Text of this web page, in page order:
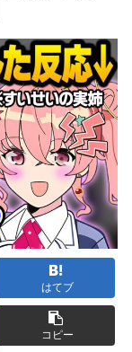
はてブ
コピー